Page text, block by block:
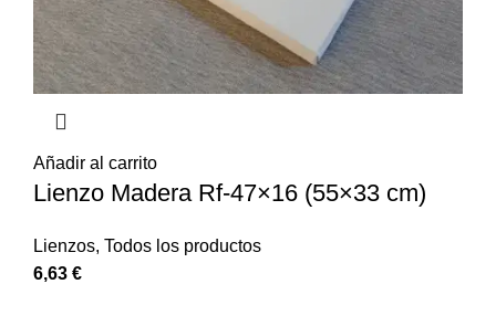
Añadir al carrito
Lienzo Madera Rf-47×16 (55×33 cm)
Lienzos, Todos los productos
6,63 €